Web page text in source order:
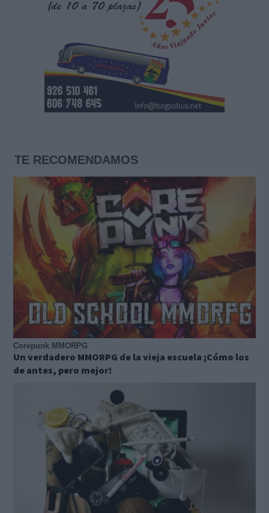
TE RECOMENDAMOS
Corepunk MMORPG
Un verdadero MMORPG de la vieja escuela ¡Cómo los
de antes, pero mejor!